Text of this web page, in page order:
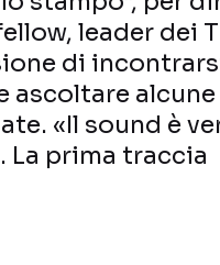
leader dei
di
e ascoltare
«Il sound è
La prima traccia